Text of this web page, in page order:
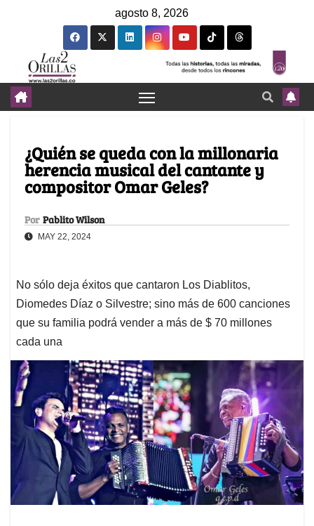
agosto 8, 2026
¿Quién se queda con la millonaria
herencia musical del cantante y
compositor Omar Geles?
Por Pablito Wilson
MAY 22, 2024
No sólo deja éxitos que cantaron Los Diablitos,
Diomedes Díaz o Silvestre; sino más de 600 canciones
que su familia podrá vender a más de $ 70 millones
cada una